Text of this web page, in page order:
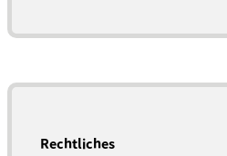
Rechtliches